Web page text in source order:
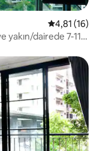
5 üzerinden
4,81 (16)
yakın/dairede 7-11